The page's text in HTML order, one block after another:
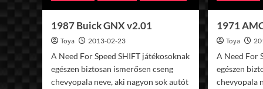
1987 Buick GNX v2.01
Toya 2013-02-23
A Need For Speed SHIFT játékosoknak
egészen biztosan ismerősen cseng
chevyopala neve, aki nagyon sok autót
1971
Toya
A Need For
egészen
chevyopala